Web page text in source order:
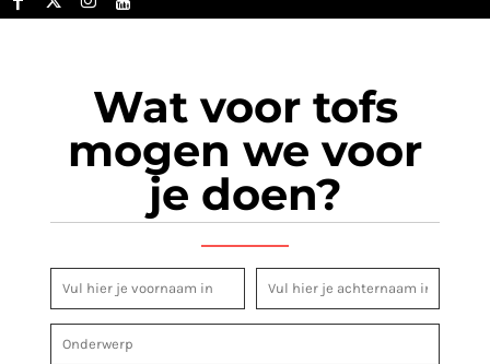
Wat voor tofs
mogen we voor
je doen?